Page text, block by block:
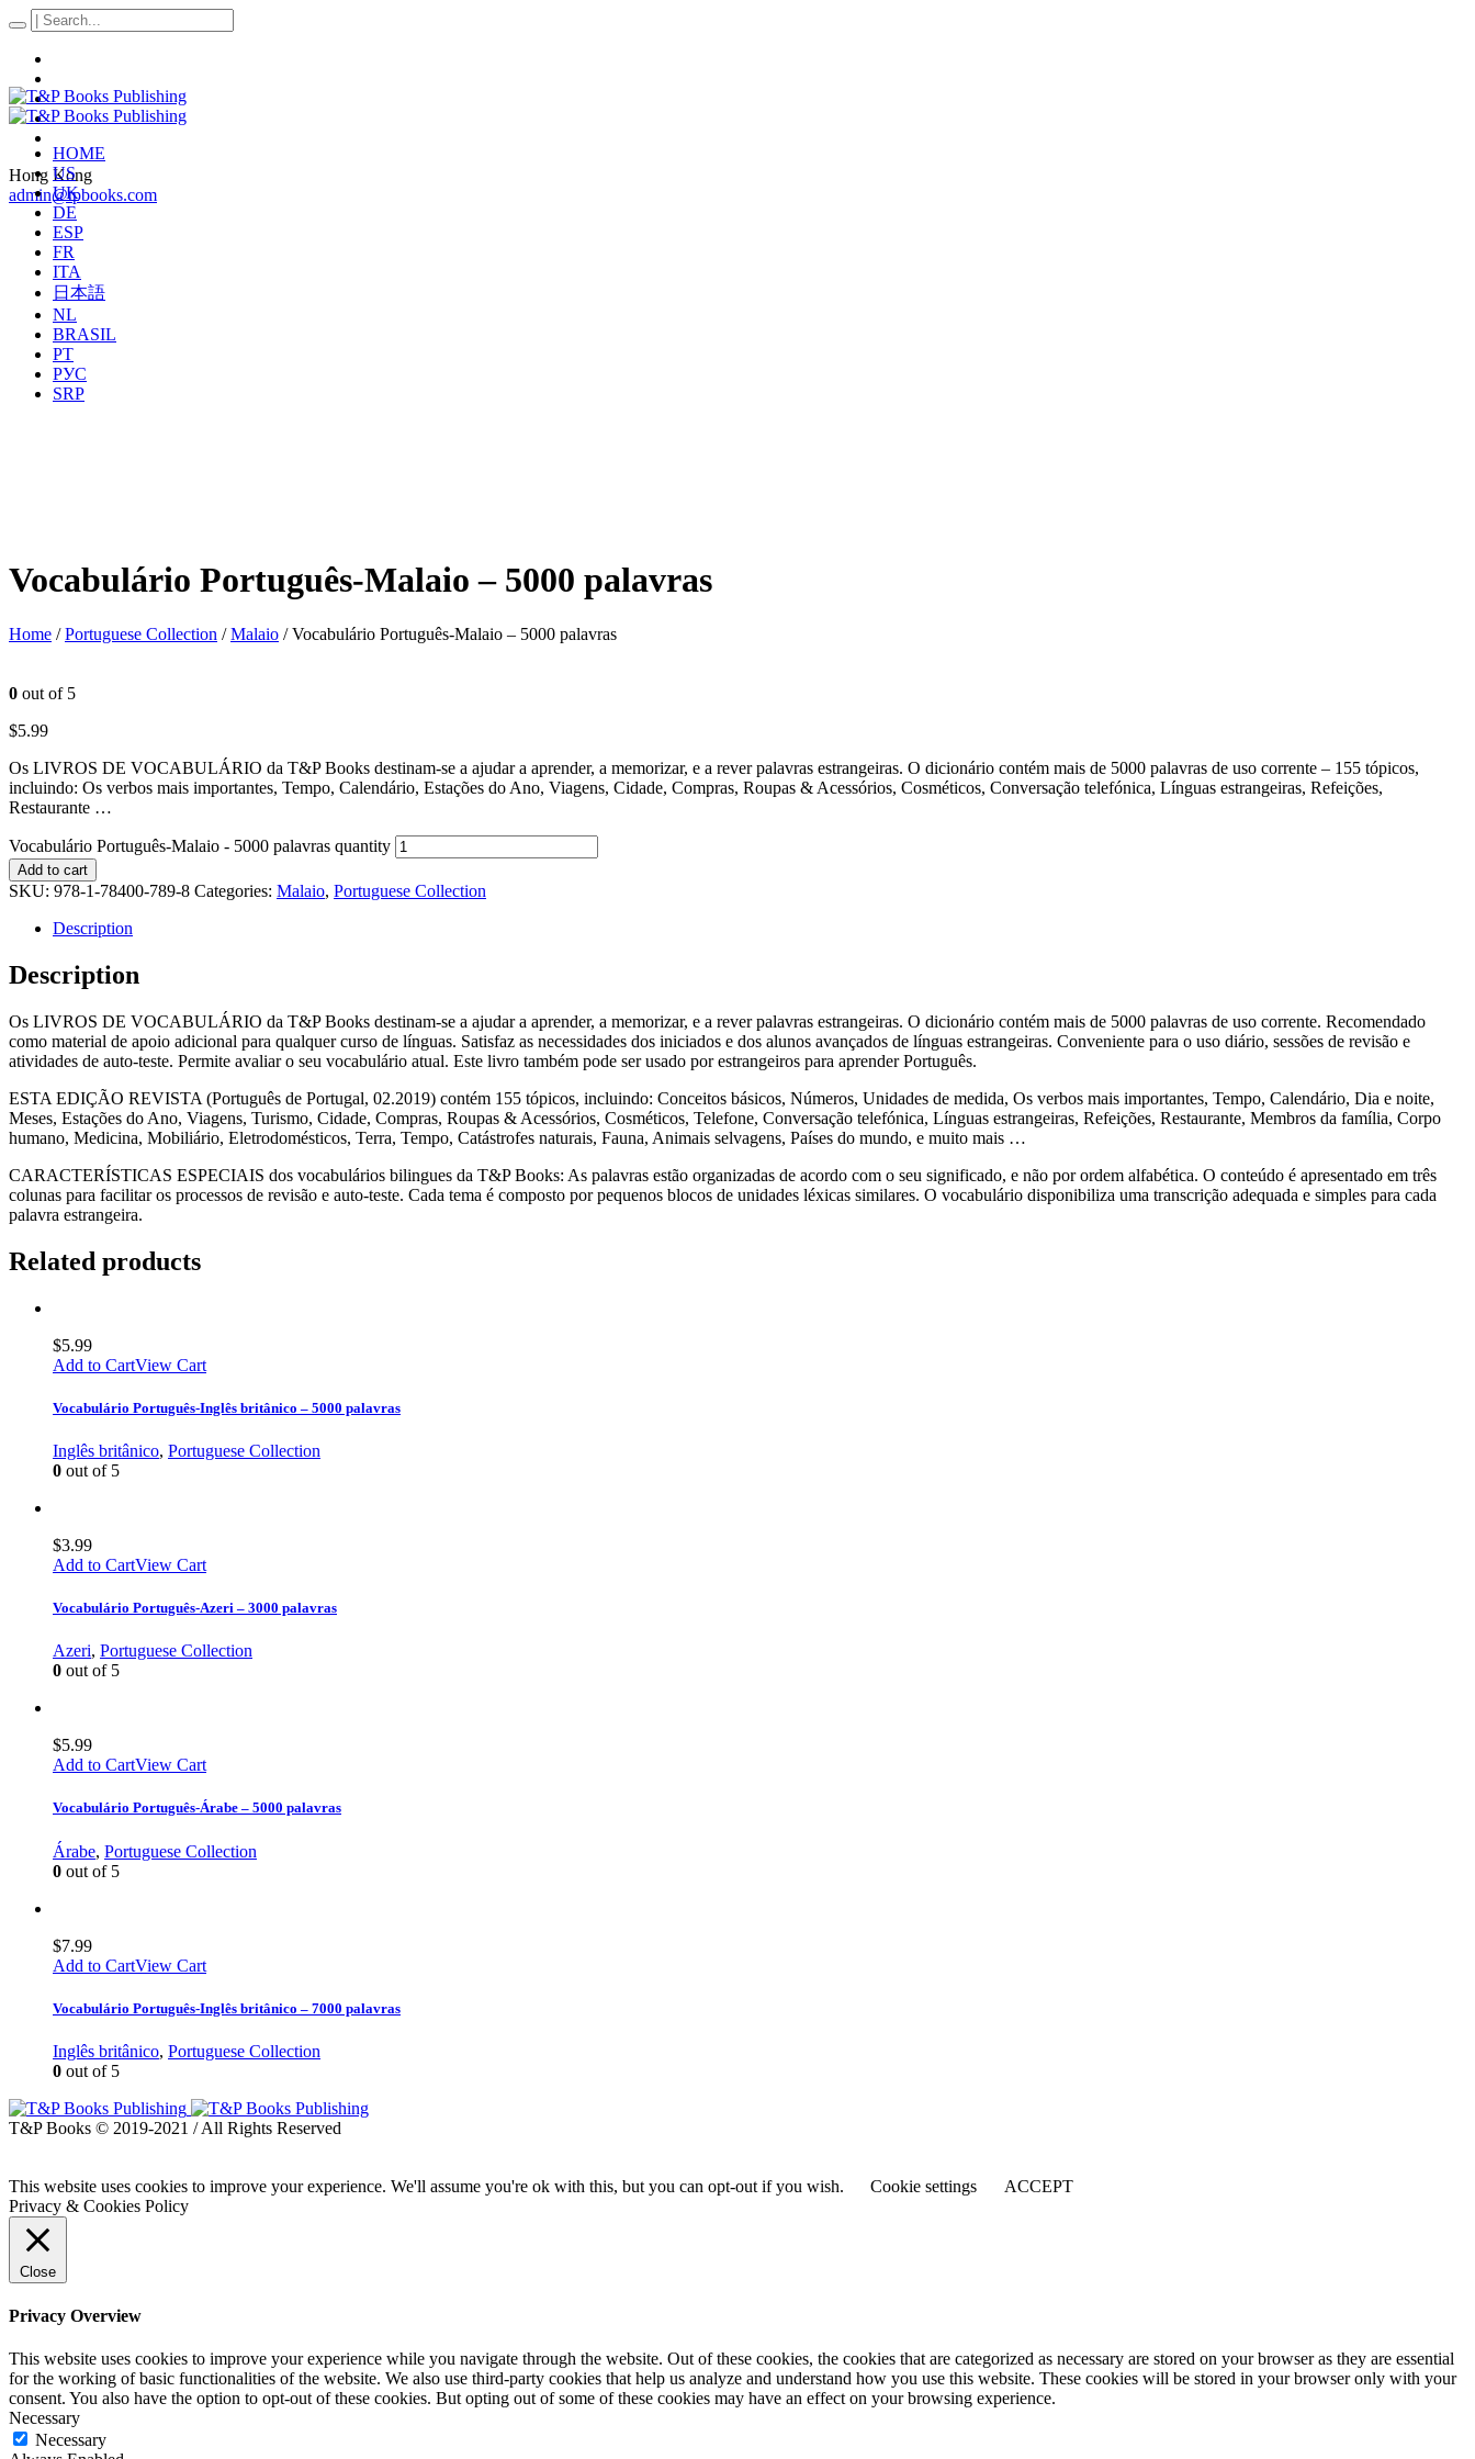
Hong Kong
admin@tpbooks.com
HOME
US
UK
DE
ESP
FR
ITA
日本語
NL
BRASIL
PT
РУС
SRP
Vocabulário Português-Malaio – 5000 palavras
Home /Portuguese Collection /Malaio / Vocabulário Português-Malaio – 5000 palavras
0 out of 5
$5.99
Os LIVROS DE VOCABULÁRIO da T&P Books destinam-se a ajudar a aprender, a memorizar, e a rever palavras estrangeiras. O dicionário contém mais de 5000 palavras de uso corrente – 155 tópicos,
incluindo: Os verbos mais importantes, Tempo, Calendário, Estações do Ano, Viagens, Cidade, Compras, Roupas & Acessórios, Cosméticos, Conversação telefónica, Línguas estrangeiras, Refeições,
Restaurante …
Vocabulário Português-Malaio - 5000 palavras quantity
Add to cart
SKU: 978-1-78400-789-8 Categories: Malaio, Portuguese Collection
Description
Description
Os LIVROS DE VOCABULÁRIO da T&P Books destinam-se a ajudar a aprender, a memorizar, e a rever palavras estrangeiras. O dicionário contém mais de 5000 palavras de uso corrente. Recomendado
como material de apoio adicional para qualquer curso de línguas. Satisfaz as necessidades dos iniciados e dos alunos avançados de línguas estrangeiras. Conveniente para o uso diário, sessões de revisão e
atividades de auto-teste. Permite avaliar o seu vocabulário atual. Este livro também pode ser usado por estrangeiros para aprender Português.
ESTA EDIÇÃO REVISTA (Português de Portugal, 02.2019) contém 155 tópicos, incluindo: Conceitos básicos, Números, Unidades de medida, Os verbos mais importantes, Tempo, Calendário, Dia e noite,
Meses, Estações do Ano, Viagens, Turismo, Cidade, Compras, Roupas & Acessórios, Cosméticos, Telefone, Conversação telefónica, Línguas estrangeiras, Refeições, Restaurante, Membros da família, Corpo
humano, Medicina, Mobiliário, Eletrodomésticos, Terra, Tempo, Catástrofes naturais, Fauna, Animais selvagens, Países do mundo, e muito mais …
CARACTERÍSTICAS ESPECIAIS dos vocabulários bilingues da T&P Books: As palavras estão organizadas de acordo com o seu significado, e não por ordem alfabética. O conteúdo é apresentado em três
colunas para facilitar os processos de revisão e auto-teste. Cada tema é composto por pequenos blocos de unidades léxicas similares. O vocabulário disponibiliza uma transcrição adequada e simples para cada
palavra estrangeira.
Related products
$5.99
Add to CartView Cart
Vocabulário Português-Inglês britânico – 5000 palavras
Inglês britânico, Portuguese Collection
0 out of 5
$3.99
Add to CartView Cart
Vocabulário Português-Azeri – 3000 palavras
Azeri, Portuguese Collection
0 out of 5
$5.99
Add to CartView Cart
Vocabulário Português-Árabe – 5000 palavras
Árabe, Portuguese Collection
0 out of 5
$7.99
Add to CartView Cart
Vocabulário Português-Inglês britânico – 7000 palavras
Inglês britânico, Portuguese Collection
0 out of 5
T&P Books © 2019-2021 / All Rights Reserved
This website uses cookies to improve your experience. We'll assume you're ok with this, but you can opt-out if you wish. Cookie settings
ACCEPT
Privacy & Cookies Policy
Close
Privacy Overview
This website uses cookies to improve your experience while you navigate through the website. Out of these cookies, the cookies that are categorized as necessary are stored on your browser as they are essential
for the working of basic functionalities of the website. We also use third-party cookies that help us analyze and understand how you use this website. These cookies will be stored in your browser only with your
consent. You also have the option to opt-out of these cookies. But opting out of some of these cookies may have an effect on your browsing experience.
Necessary
Necessary